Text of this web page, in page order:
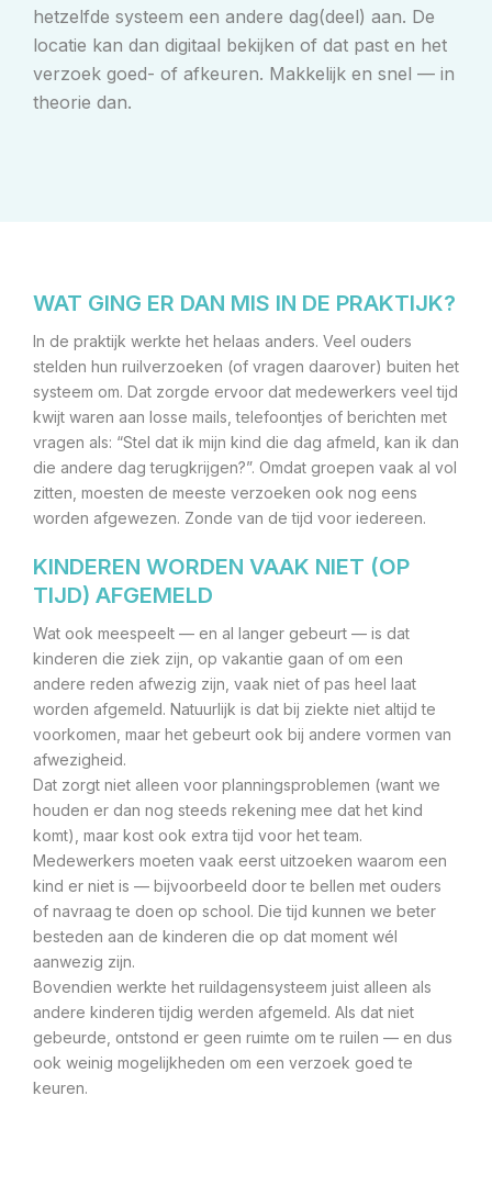
hetzelfde systeem een andere dag(deel) aan. De
locatie kan dan digitaal bekijken of dat past en het
verzoek goed- of afkeuren. Makkelijk en snel — in
theorie dan.
WAT GING ER DAN MIS IN DE PRAKTIJK?
In de praktijk werkte het helaas anders. Veel ouders
stelden hun ruilverzoeken (of vragen daarover) buiten het
systeem om. Dat zorgde ervoor dat medewerkers veel tijd
kwijt waren aan losse mails, telefoontjes of berichten met
vragen als: “Stel dat ik mijn kind die dag afmeld, kan ik dan
die andere dag terugkrijgen?”. Omdat groepen vaak al vol
zitten, moesten de meeste verzoeken ook nog eens
worden afgewezen. Zonde van de tijd voor iedereen.
KINDEREN WORDEN VAAK NIET (OP
TIJD) AFGEMELD
Wat ook meespeelt — en al langer gebeurt — is dat
kinderen die ziek zijn, op vakantie gaan of om een
andere reden afwezig zijn, vaak niet of pas heel laat
worden afgemeld. Natuurlijk is dat bij ziekte niet altijd te
voorkomen, maar het gebeurt ook bij andere vormen van
afwezigheid.
Dat zorgt niet alleen voor planningsproblemen (want we
houden er dan nog steeds rekening mee dat het kind
komt), maar kost ook extra tijd voor het team.
Medewerkers moeten vaak eerst uitzoeken waarom een
kind er niet is — bijvoorbeeld door te bellen met ouders
of navraag te doen op school. Die tijd kunnen we beter
besteden aan de kinderen die op dat moment wél
aanwezig zijn.
Bovendien werkte het ruildagensysteem juist alleen als
andere kinderen tijdig werden afgemeld. Als dat niet
gebeurde, ontstond er geen ruimte om te ruilen — en dus
ook weinig mogelijkheden om een verzoek goed te
keuren.